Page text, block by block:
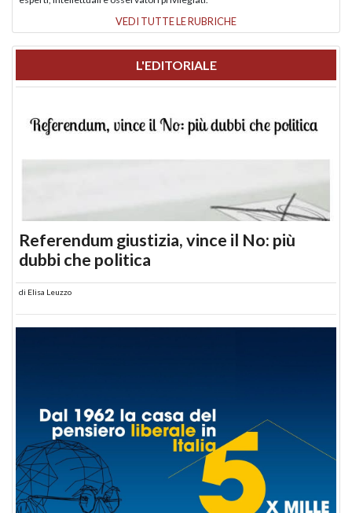
VEDI TUTTE LE RUBRICHE
L'EDITORIALE
Referendum giustizia, vince il No: più
dubbi che politica
di Elisa Leuzzo